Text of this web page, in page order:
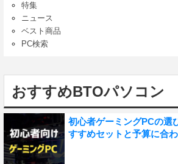
特集
ニュース
ベスト商品
PC検索
おすすめBTOパソコン
初心者ゲーミングPCの選
すすめセットと予算に合